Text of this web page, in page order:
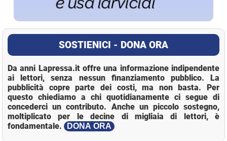
SOSTIENICI - DONA ORA
Da anni Lapressa.it offre una informazione indipendente
ai lettori, senza nessun finanziamento pubblico. La
pubblicità copre parte dei costi, ma non basta. Per
questo chiediamo a chi quotidianamente ci segue di
concederci un contributo. Anche un piccolo sostegno,
moltiplicato per le decine di migliaia di lettori, è
fondamentale.
DONA ORA